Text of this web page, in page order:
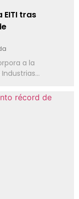
EITI tras
a la